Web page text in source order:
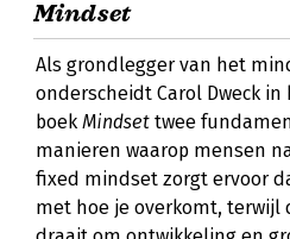
Mindset
Als grondlegger van het
onderscheidt Carol Dweck
boek Mindset twee
manieren waarop mensen
fixed mindset zorgt ervoor
met hoe je overkomt, terwijl